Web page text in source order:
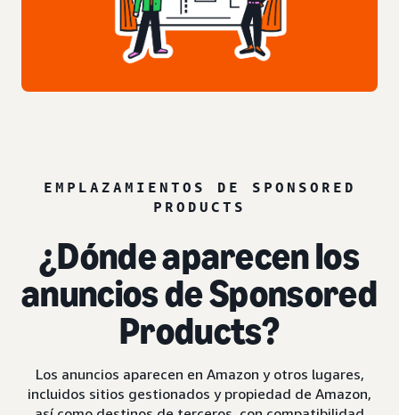
EMPLAZAMIENTOS DE SPONSORED
PRODUCTS
¿Dónde aparecen los
anuncios de Sponsored
Products?
Los anuncios aparecen en Amazon y otros lugares,
incluidos sitios gestionados y propiedad de Amazon,